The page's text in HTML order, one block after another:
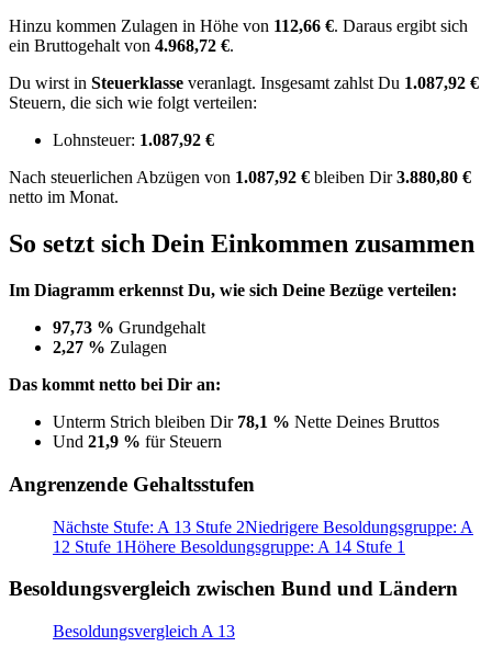
Hinzu kommen Zulagen in Höhe von 112,66 €. Daraus ergibt sich
ein Bruttogehalt von 4.968,72 €.
Du wirst in Steuerklasse veranlagt. Insgesamt zahlst Du 1.087,92 €
Steuern, die sich wie folgt verteilen:
Lohnsteuer: 1.087,92 €
Nach steuerlichen Abzügen von 1.087,92 € bleiben Dir3.880,80 €
netto im Monat.
So setzt sich Dein Einkommen zusammen
Im Diagramm erkennst Du, wie sich Deine Bezüge verteilen:
97,73 % Grundgehalt
2,27 % Zulagen
Das kommt netto bei Dir an:
Unterm Strich bleiben Dir 78,1 % Nette Deines Bruttos
Und 21,9 % für Steuern
Angrenzende Gehaltsstufen
Nächste Stufe: A 13 Stufe 2Niedrigere Besoldungsgruppe: A
12 Stufe 1Höhere Besoldungsgruppe: A 14 Stufe 1
Besoldungsvergleich zwischen Bund und Ländern
Besoldungsvergleich A 13